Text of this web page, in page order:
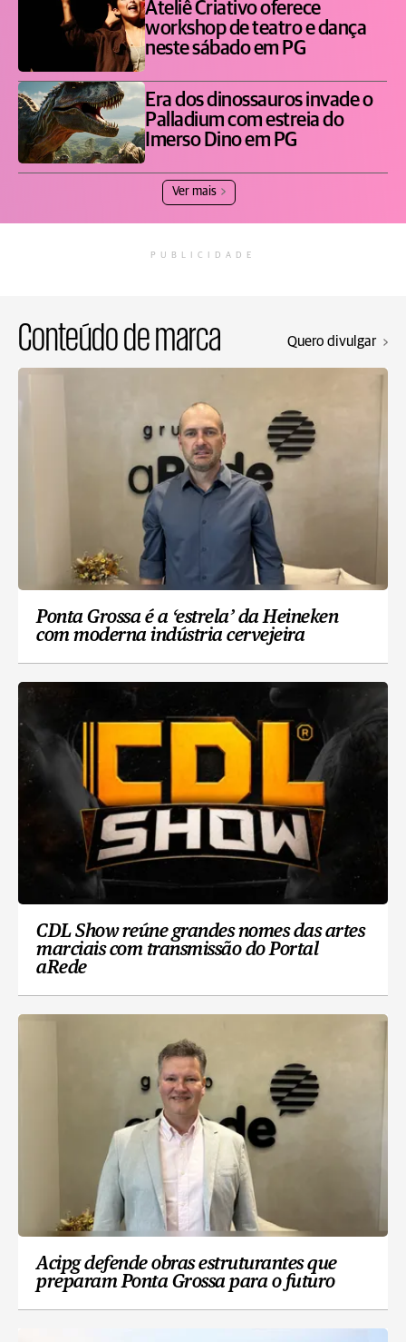
Ateliê Criativo oferece
workshop de teatro e dança
neste sábado em PG
Era dos dinossauros invade o
Palladium com estreia do
Imerso Dino em PG
Ver mais
PUBLICIDADE
Conteúdo de marca Quero divulgar
Ponta Grossa é a ‘estrela’ da Heineken
com moderna indústria cervejeira
CDL Show reúne grandes nomes das artes
marciais com transmissão do Portal
aRede
Acipg defende obras estruturantes que
preparam Ponta Grossa para o futuro